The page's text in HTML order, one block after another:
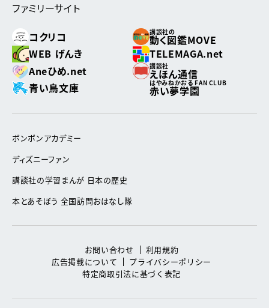
ファミリーサイト
コクリコ
講談社の
動く図鑑MOVE
WEB げんき
TELEMAGA.net
Aneひめ.net
講談社
えほん通信
青い鳥文庫
はやみねかおる FAN CLUB
赤い夢学園
ボンボンアカデミー
ディズニーファン
講談社の学習まんが 日本の歴史
本とあそぼう 全国訪問おはなし隊
お問い合わせ
利用規約
広告掲載について
プライバシーポリシー
特定商取引法に基づく表記